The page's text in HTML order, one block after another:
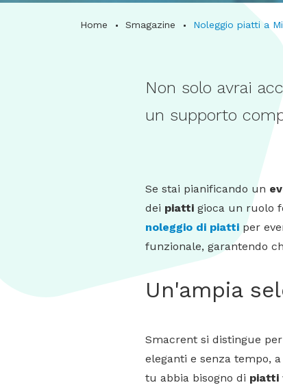
Home Smagazine Noleggio piatti a
Non solo avrai
un supporto
Se stai pianificando un
dei piatti gioca un ruolo
noleggio di piatti per
funzionale, garantendo
Un'ampia
Smacrent si distingue
eleganti e senza tempo,
tu abbia bisogno di piatti